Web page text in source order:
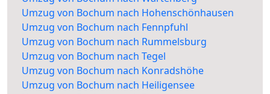
Umzug von Bochum nach Hohenschönhausen
Umzug von Bochum nach Fennpfuhl
Umzug von Bochum nach Rummelsburg
Umzug von Bochum nach Tegel
Umzug von Bochum nach Konradshöhe
Umzug von Bochum nach Heiligensee